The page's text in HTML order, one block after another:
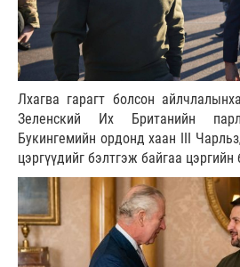
Лхагва гарагт болсон
Зеленский Их Британийн
Букингемийн ордонд хаан III
цэргүүдийг бэлтгэж байгаа